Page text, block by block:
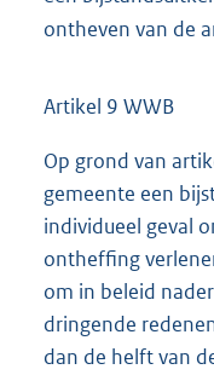
ontheven van de
Artikel 9 WWB
Op grond van
gemeente een
individueel geval
ontheffing
om in beleid
dringende
dan de helft van